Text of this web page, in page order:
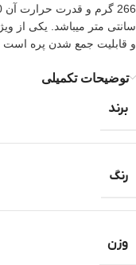
سانتی متر میباشد. یکی از
و قابلیت جمع شدن پره است
توضیحات تکمیلی
برند
رنگ
وزن